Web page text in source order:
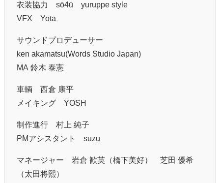
衣装協力 sō4ū yuruppe style
VFX Yota
サウンドプロデューサー
ken akamatsu(Words Studio Japan)
MA 鈴木 泰憲
車輌 西倉 康平
メイキング YOSH
制作進行 村上 純子
PMアシスタント suzu
マネージャー 岩倉 歓英（橋下美好） 芝田 優希
（太田将熙）